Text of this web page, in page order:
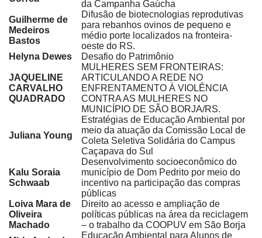
da Campanha Gaúcha
Guilherme de
Medeiros
Bastos
Difusão de biotecnologias reprodutivas
para rebanhos ovinos de pequeno e
médio porte localizados na fronteira-
oeste do RS.
Helyna Dewes
Desafio do Patrimônio
JAQUELINE
CARVALHO
QUADRADO
MULHERES SEM FRONTEIRAS:
ARTICULANDO A REDE NO
ENFRENTAMENTO À VIOLÊNCIA
CONTRA AS MULHERES NO
MUNICÍPIO DE SÃO BORJA/RS.
Juliana Young
Estratégias de Educação Ambiental por
meio da atuação da Comissão Local de
Coleta Seletiva Solidária do Campus
Caçapava do Sul
Kalu Soraia
Schwaab
Desenvolvimento socioeconômico do
município de Dom Pedrito por meio do
incentivo na participação das compras
públicas
Loiva Mara de
Oliveira
Machado
Direito ao acesso e ampliação de
políticas públicas na área da reciclagem
– o trabalho da COOPUV em São Borja
Educação Ambiental para Alunos de